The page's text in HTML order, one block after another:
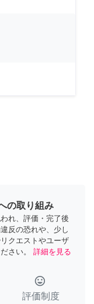
の取り組み
れ、評価・完了後
反の恐れや、少し
クエストやユーザ
さい。
詳細を見る
tag_faces
評価制度